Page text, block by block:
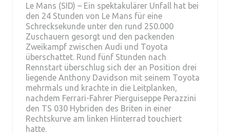
Le Mans (SID) – Ein spektakulärer Unfall hat bei
den 24 Stunden von Le Mans für eine
Schrecksekunde unter den rund 250.000
Zuschauern gesorgt und den packenden
Zweikampf zwischen Audi und Toyota
überschattet. Rund fünf Stunden nach
Rennstart überschlug sich der an Position drei
liegende Anthony Davidson mit seinem Toyota
mehrmals und krachte in die Leitplanken,
nachdem Ferrari-Fahrer Pierguiseppe Perazzini
den TS 030 Hybriden des Briten in einer
Rechtskurve am linken Hinterrad touchiert
hatte.